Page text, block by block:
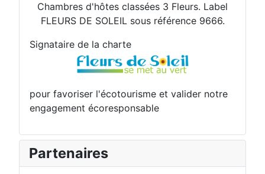
Chambres d'hôtes classées 3 Fleurs. Label
FLEURS DE SOLEIL sous référence 9666.
Signataire de la charte
pour favoriser l'écotourisme et valider notre
engagement écoresponsable
Partenaires